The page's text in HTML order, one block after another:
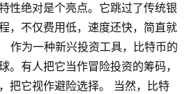
性绝对是个亮点。它跳过了传统银
，不仅费用低，速度还快，简直就
作为一种新兴投资工具，比特币的
。有人把它当作冒险投资的筹码，
把它视作避险选择。 当然，比特